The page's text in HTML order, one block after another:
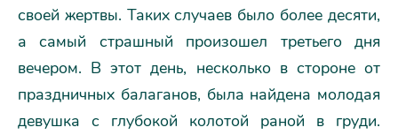
своей жертвы. Таких случаев было более десяти,
а самый страшный произошел третьего дня
вечером. В этот день, несколько в стороне от
праздничных балаганов, была найдена молодая
девушка с глубокой колотой раной в груди.